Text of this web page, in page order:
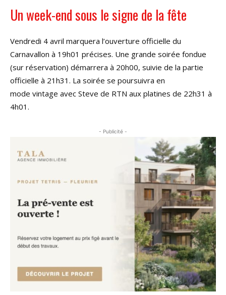
Un week-end sous le signe de la fête
Vendredi 4 avril marquera l’ouverture officielle du
Carnavallon à 19h01 précises. Une grande soirée fondue
(sur réservation) démarrera à 20h00, suivie de la partie
officielle à 21h31. La soirée se poursuivra en
mode vintage avec Steve de RTN aux platines de 22h31 à
4h01.
- Publicité -